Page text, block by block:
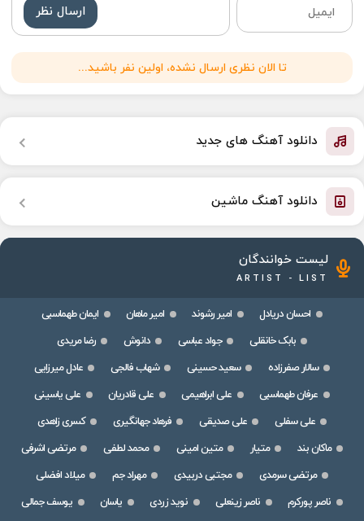
ارسال نظر
تا الان نظری ارسال نشده، اولین نفر باشید...
دانلود آهنگ های جدید
دانلود آهنگ ماشین
لیست خوانندگان
ARTIST - LIST
احسان دریادل امیر رشوند امیر ماهان
ایمان طهماسبی
بابک خانقلی
جواد عباسی دانوش
رضا مریدی
سالار صفرزاده
سعید حسینی شهاب فالجی
عادل میرزایی
عرفان طهماسبی
علی ابراهیمی علی قادریان
علی یاسینی
علی سفلی
علی صدیقی فرهاد جهانگیری
کسری زاهدی
ماکان بند
متیار متین امینی محمد لطفی
مرتضی اشرفی
مرتضی سرمدی
مجتبی دربیدی مهراد جم
میلاد افضلی
ناصر پورکرم
ناصر زینعلی نوید زردی یاسان
یوسف جمالی